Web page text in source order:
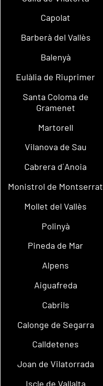
Capolat
Barberà del Vallès
Balenyà
Eulàlia de Riuprimer
Santa Coloma de
Gramenet
Martorell
Vilanova de Sau
Cabrera d´Anoia
Monistrol de Montserrat
Mollet del Vallès
Polinyà
Pineda de Mar
Alpens
Aiguafreda
Cabrils
Calonge de Segarra
Calldetenes
Joan de Vilatorrada
Iscle de Vallalta